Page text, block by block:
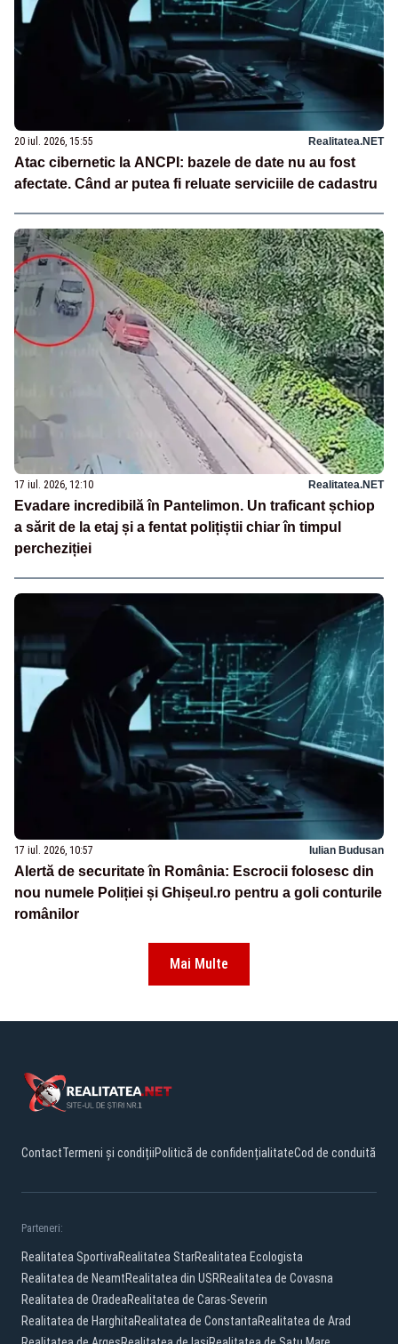
20 iul. 2026, 15:55 Realitatea.NET
Atac cibernetic la ANCPI: bazele de date nu au fost
afectate. Când ar putea fi reluate serviciile de cadastru
17 iul. 2026, 12:10 Realitatea.NET
Evadare incredibilă în Pantelimon. Un traficant șchiop
a sărit de la etaj și a fentat polițiștii chiar în timpul
percheziției
17 iul. 2026, 10:57 Iulian Budusan
Alertă de securitate în România: Escrocii folosesc din
nou numele Poliției și Ghișeul.ro pentru a goli conturile
românilor
Mai Multe
ContactTermeni și condițiiPolitică de confidențialitateCod de conduită
Parteneri:
Realitatea SportivaRealitatea StarRealitatea Ecologista
Realitatea de NeamtRealitatea din USRRealitatea de Covasna
Realitatea de OradeaRealitatea de Caras-Severin
Realitatea de HarghitaRealitatea de ConstantaRealitatea de Arad